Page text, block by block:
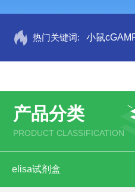
热门关键词: 小鼠
产品分类
PRODUCT CLASSIFICATION
elisa试剂盒